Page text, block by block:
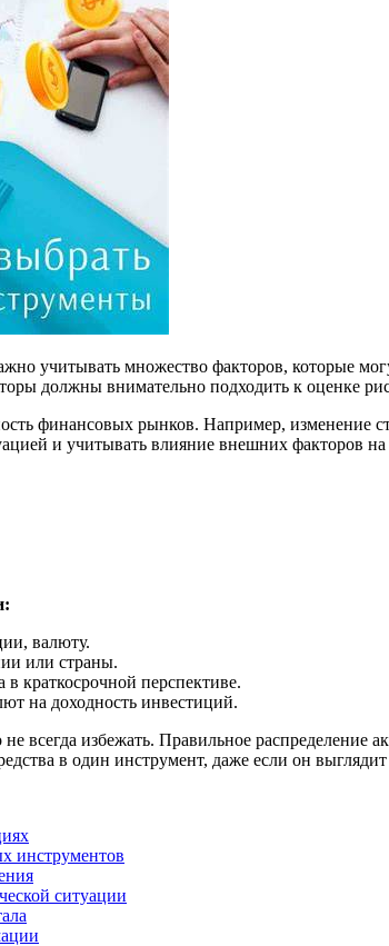
учитывать множество факторов, которые
должны внимательно подходить к оценке
финансовых рынков. Например, изменение
и учитывать влияние внешних факторов
валюту.
или страны.
краткосрочной перспективе.
на доходность инвестиций.
всегда избежать. Правильное распределение
в один инструмент, даже если он
инструментов
ситуации